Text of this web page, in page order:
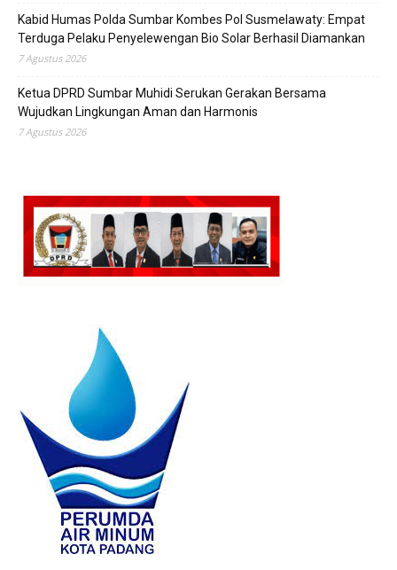
Kabid Humas Polda Sumbar Kombes Pol Susmelawaty: Empat
Terduga Pelaku Penyelewengan Bio Solar Berhasil Diamankan
7 Agustus 2026
Ketua DPRD Sumbar Muhidi Serukan Gerakan Bersama
Wujudkan Lingkungan Aman dan Harmonis
7 Agustus 2026